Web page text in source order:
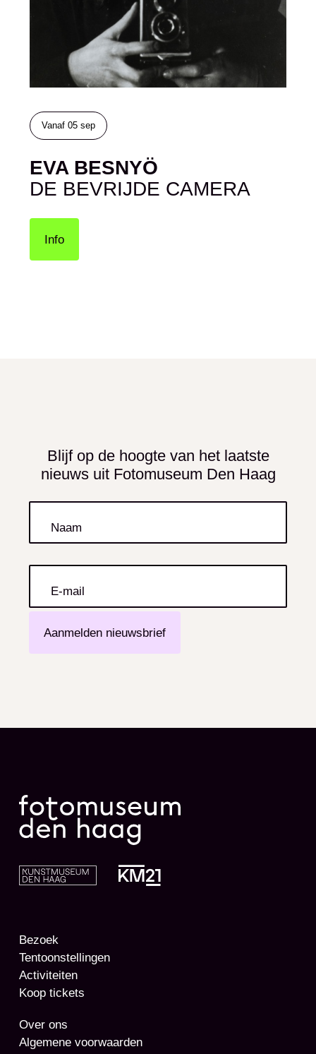
Vanaf 05 sep
Info
EVA BESNYÖ
DE BEVRIJDE CAMERA
Blijf op de hoogte van het laatste
nieuws uit Fotomuseum Den Haag
Naam
E-mail
Aanmelden nieuwsbrief
Bezoek
Tentoonstellingen
Activiteiten
Koop tickets
Over ons
Algemene voorwaarden